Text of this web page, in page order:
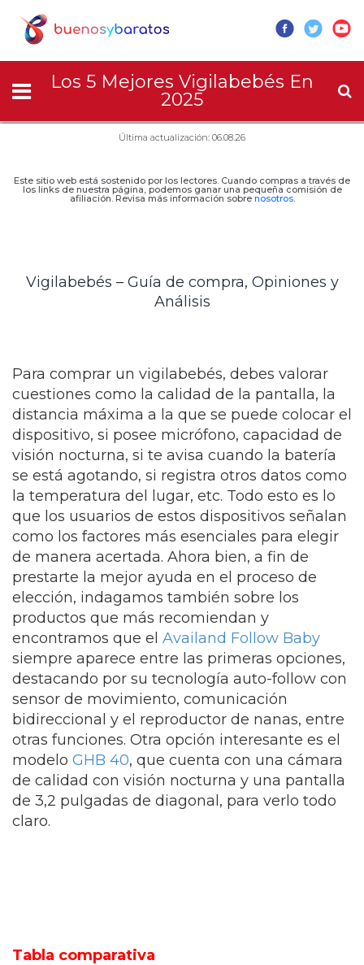
Los 5 Mejores Vigilabebés En
2025
Última actualización: 06.08.26
Este sitio web está sostenido por los lectores. Cuando compras a través de
los links de nuestra página, podemos ganar una pequeña comisión de
afiliación. Revisa más información sobre nosotros.
Vigilabebés – Guía de compra, Opiniones y
Análisis
Para comprar un vigilabebés, debes valorar
cuestiones como la calidad de la pantalla, la
distancia máxima a la que se puede colocar el
dispositivo, si posee micrófono, capacidad de
visión nocturna, si te avisa cuando la batería
se está agotando, si registra otros datos como
la temperatura del lugar, etc. Todo esto es lo
que los usuarios de estos dispositivos señalan
como los factores más esenciales para elegir
de manera acertada. Ahora bien, a fin de
prestarte la mejor ayuda en el proceso de
elección, indagamos también sobre los
productos que más recomiendan y
encontramos que el Availand Follow Baby
siempre aparece entre las primeras opciones,
destacando por su tecnología auto-follow con
sensor de movimiento, comunicación
bidireccional y el reproductor de nanas, entre
otras funciones. Otra opción interesante es el
modelo GHB 40, que cuenta con una cámara
de calidad con visión nocturna y una pantalla
de 3,2 pulgadas de diagonal, para verlo todo
claro.
Tabla comparativa